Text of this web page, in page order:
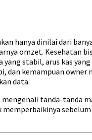
hanya dinilai dari
omzet. Kesehatan
stabil, arus kas yang
dan kemampuan owner
data.
mengenali tanda-tanda
memperbaikinya